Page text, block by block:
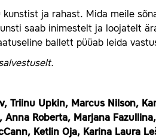
kunstist ja rahast. Mida meile
saab inimestelt ja loojatelt
ballett püüab leida
Triinu Upkin, Marcus Nilson,
Anna Roberta, Marjana
Ketlin Oja, Karina Laura